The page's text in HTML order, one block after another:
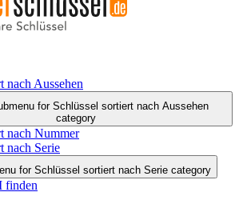
nach Aussehen
for Schlüssel sortiert nach Aussehen
category
nach Nummer
nach Serie
for Schlüssel sortiert nach Serie category
finden